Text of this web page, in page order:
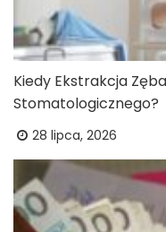
Kiedy Ekstrakcja
Stomatologicznego?
28 lipca, 2026